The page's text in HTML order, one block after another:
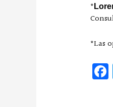
*
*Las